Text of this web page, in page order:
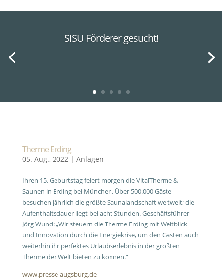
SISU Förderer gesucht!
Therme Erding
05. Aug., 2022| Anlagen
Ihren 15. Geburtstag feiert morgen die VitalTherme &
Saunen in Erding bei München. Über 500.000 Gäste
besuchen jährlich die größte Saunalandschaft weltweit; die
Aufenthaltsdauer liegt bei acht Stunden. Geschäftsführer
Jörg Wund: „Wir steuern die Therme Erding mit Weitblick
und Innovation durch die Energiekrise, um den Gästen auch
weiterhin ihr perfektes Urlaubserlebnis in der größten
Therme der Welt bieten zu können.“
www.presse-augsburg.de